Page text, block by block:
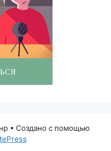
• Создано с помощью